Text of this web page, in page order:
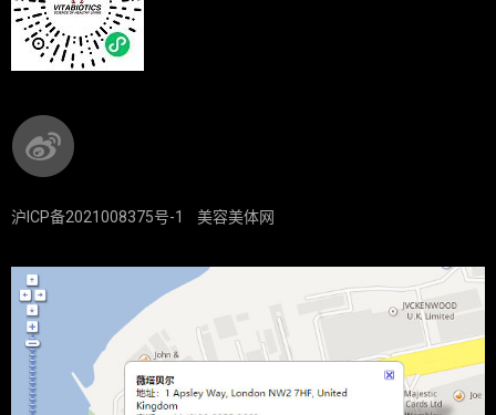
沪ICP备2021008375号-1 美容美体网